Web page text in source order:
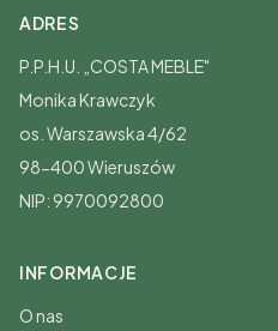
ADRES
P.P.H.U. „COSTA MEBLE"
Monika Krawczyk
os. Warszawska 4/62
98-400 Wieruszów
NIP: 9970092800
INFORMACJE
O nas